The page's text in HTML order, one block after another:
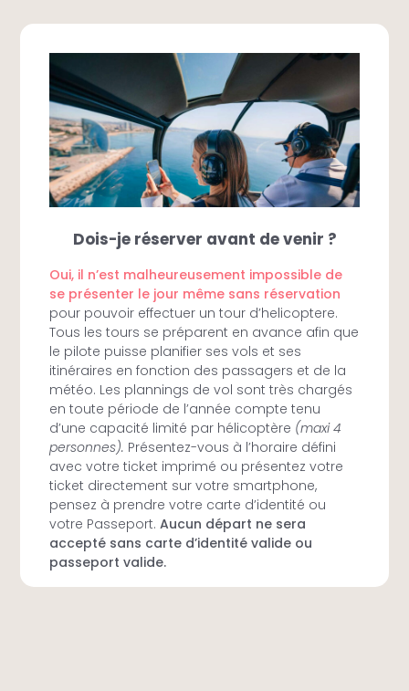
Dois-je réserver avant de venir ?
Oui, il n’est malheureusement impossible de
se présenter le jour même sans réservation
pour pouvoir effectuer un tour d’helicoptere.
Tous les tours se préparent en avance afin que
le pilote puisse planifier ses vols et ses
itinéraires en fonction des passagers et de la
météo. Les plannings de vol sont très chargés
en toute période de l’année compte tenu
d’une capacité limité par hélicoptère (maxi 4
personnes). Présentez-vous à l’horaire défini
avec votre ticket imprimé ou présentez votre
ticket directement sur votre smartphone,
pensez à prendre votre carte d’identité ou
votre Passeport.Aucun départ ne sera
accepté sans carte d’identité valide ou
passeport valide.